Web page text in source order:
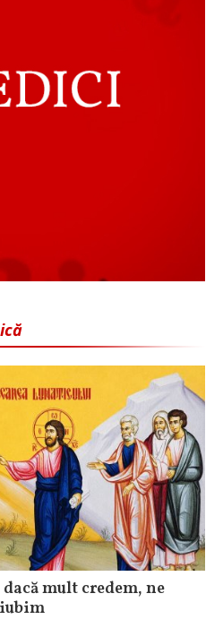
mult credem, ne